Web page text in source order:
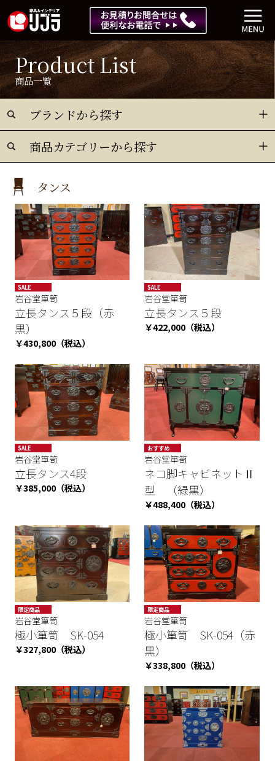
Product List
商品一覧
ブランドから探す
商品カテゴリーから探す
タンス
SALE
岩谷堂箪笥
立長タンス５段（赤
黒）
￥430,800（税込）
SALE
岩谷堂箪笥
立長タンス５段
￥422,000（税込）
SALE
岩谷堂箪笥
立長タンス4段
￥385,000（税込）
おすすめ
岩谷堂箪笥
ネコ脚キャビネットⅡ
型 （緑黒）
￥488,400（税込）
限定商品
岩谷堂箪笥
極小箪笥 SK-054
￥327,800（税込）
限定商品
岩谷堂箪笥
極小箪笥 SK-054（赤
黒）
￥338,800（税込）